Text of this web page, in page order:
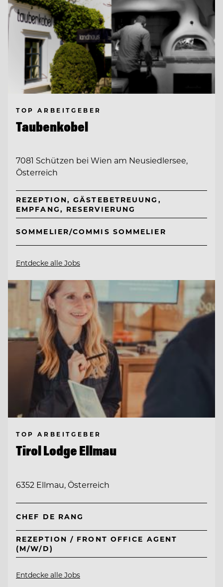
TOP ARBEITGEBER
Taubenkobel
7081 Schützen bei Wien am Neusiedlersee,
Österreich
REZEPTION, GÄSTEBETREUUNG,
EMPFANG, RESERVIERUNG
SOMMELIER/COMMIS SOMMELIER
Entdecke alle Jobs
TOP ARBEITGEBER
Tirol Lodge Ellmau
6352 Ellmau, Österreich
CHEF DE RANG
REZEPTION / FRONT OFFICE AGENT
(M/W/D)
Entdecke alle Jobs